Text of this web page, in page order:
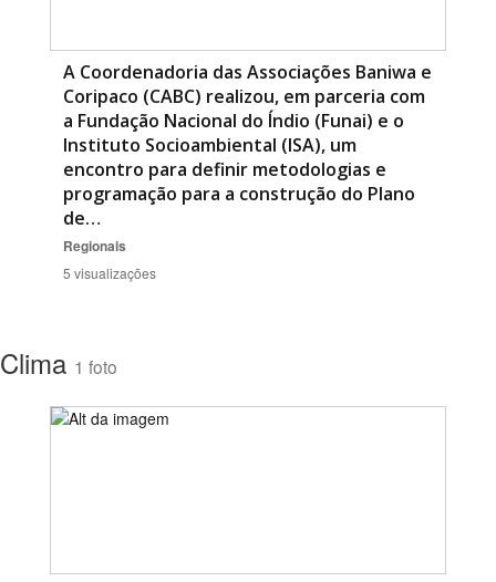
A Coordenadoria das Associações Baniwa e
Coripaco (CABC) realizou, em parceria com
a Fundação Nacional do Índio (Funai) e o
Instituto Socioambiental (ISA), um
encontro para definir metodologias e
programação para a construção do Plano
de…
Regionais
5 visualizações
Clima 1 foto